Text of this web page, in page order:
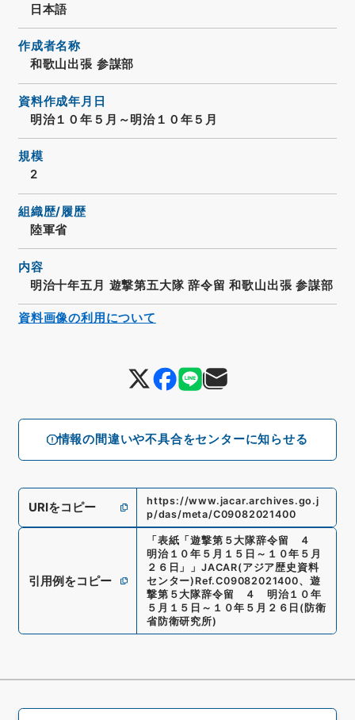
情報の間違いや不具合をセンターに知らせる
日本語
作成者名称
和歌山出張 参謀部
資料作成年月日
明治１０年５月～明治１０年５月
規模
2
組織歴/履歴
陸軍省
内容
明治十年五月 遊撃第五大隊 辞令留 和歌山出張 参謀部
URIをコピー
https://www.jacar.archives.go.j
p/das/meta/C09082021400
引用例をコピー
「 表紙「遊撃第５大隊辞令留 ４
明治１０年５月１５日～１０年５月
２６日」
」 JACAR(アジア歴史資料
センター) Ref.C09082021400、 遊
撃第５大隊辞令留 ４ 明治１０年
５月１５日～１０年５月２６日 ( 防衛
省防衛研究所)
資料画像の利用について